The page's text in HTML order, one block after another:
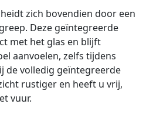
zich bovendien door een
Deze geïntegreerde
met het glas en blijft
aanvoelen, zelfs tijdens
de volledig geïntegreerde
rustiger en heeft u vrij,
vuur.